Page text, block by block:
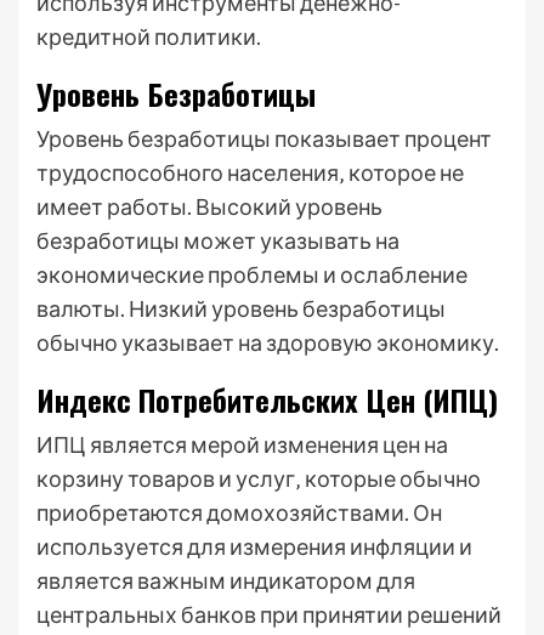
кредитной политики.
Уровень Безработицы
Уровень безработицы показывает процент
трудоспособного населения‚ которое не
имеет работы. Высокий уровень
безработицы может указывать на
экономические проблемы и ослабление
валюты. Низкий уровень безработицы
обычно указывает на здоровую экономику.
Индекс Потребительских Цен (ИПЦ)
ИПЦ является мерой изменения цен на
корзину товаров и услуг‚ которые обычно
приобретаются домохозяйствами. Он
используется для измерения инфляции и
является важным индикатором для
центральных банков при принятии решений